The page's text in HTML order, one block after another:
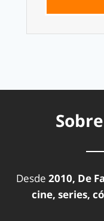
Desde 2010, De
cine, series,